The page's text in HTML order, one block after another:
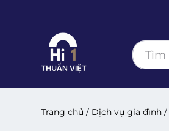
Trang chủ / Dịch vụ gia đình /